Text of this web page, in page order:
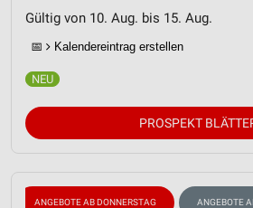
Gültig von 10. Aug. bis 15. Aug.
📅 Kalendereintrag erstellen
PROSPEKT
ANGEBOTE AB DONNERSTAG ANGEBOTE